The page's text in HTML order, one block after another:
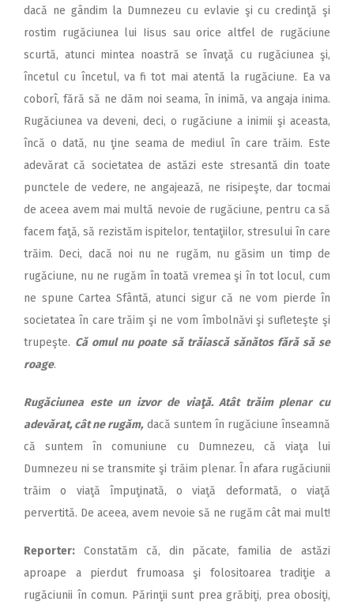
dacă ne gândim la Dumnezeu cu evlavie şi cu credinţă şi
rostim rugăciunea lui Iisus sau orice altfel de rugăciune
scurtă, atunci mintea noastră se învaţă cu rugăciunea şi,
încetul cu încetul, va fi tot mai atentă la rugăciune. Ea va
coborî, fără să ne dăm noi seama, în inimă, va angaja inima.
Rugăciunea va deveni, deci, o rugăciune a inimii şi aceasta,
încă o dată, nu ţine seama de mediul în care trăim. Este
adevărat că societatea de astăzi este stresantă din toate
punctele de vedere, ne angajează, ne risipeşte, dar tocmai
de aceea avem mai multă nevoie de rugăciune, pentru ca să
facem faţă, să rezistăm ispitelor, tentaţiilor, stresului în care
trăim. Deci, dacă noi nu ne rugăm, nu găsim un timp de
rugăciune, nu ne rugăm în toată vremea şi în tot locul, cum
ne spune Cartea Sfântă, atunci sigur că ne vom pierde în
societatea în care trăim şi ne vom îmbolnăvi şi sufleteşte şi
trupeşte. Că omul nu poate să trăiască sănătos fără să se
roage.
Rugăciunea este un izvor de viaţă. Atât trăim plenar cu
adevărat, cât ne rugăm,dacă suntem în rugăciune înseamnă
că suntem în comuniune cu Dumnezeu, că viaţa lui
Dumnezeu ni se transmite şi trăim plenar. În afara rugăciunii
trăim o viaţă împuţinată, o viaţă deformată, o viaţă
pervertită. De aceea, avem nevoie să ne rugăm cât mai mult!
Reporter: Constatăm că, din păcate, familia de astăzi
aproape a pierdut frumoasa şi folositoarea tradiţie a
rugăciunii în comun. Părinţii sunt prea grăbiţi, prea obosiţi,